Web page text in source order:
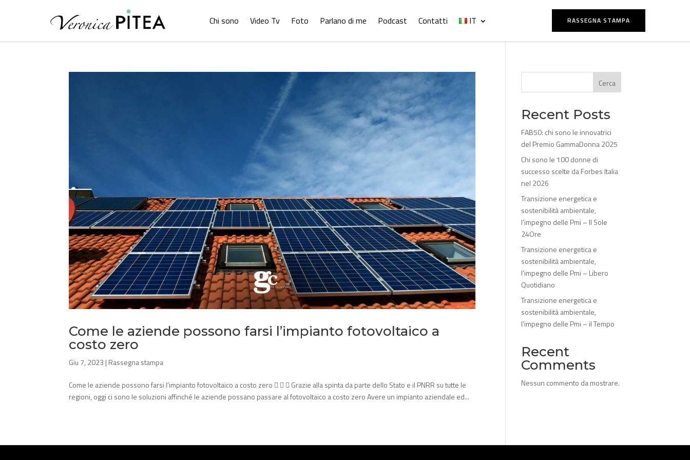
Chi sono Video Tv Foto Parlano di me Podcast Contatti IT RASSEGNA STAMPA
Come le aziende possono farsi l’impianto fotovoltaico a
costo zero
Giu 7, 2023 | Rassegna stampa
Come le aziende possono farsi l’impianto fotovoltaico a costo zero    Grazie alla spinta da parte dello Stato e il PNRR su tutte le
regioni, oggi ci sono le soluzioni affinché le aziende possano passare al fotovoltaico a costo zero Avere un impianto aziendale ed...
Cerca
Recent Posts
FAB50: chi sono le innovatrici
del Premio GammaDonna 2025
Chi sono le 100 donne di
successo scelte da Forbes Italia
nel 2026
Transizione energetica e
sostenibilità ambientale,
l’impegno delle Pmi – Il Sole
24Ore
Transizione energetica e
sostenibilità ambientale,
l’impegno delle Pmi – Libero
Quotidiano
Transizione energetica e
sostenibilità ambientale,
l’impegno delle Pmi – il Tempo
Recent
Comments
Nessun commento da mostrare.